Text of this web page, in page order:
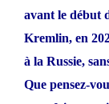
avant le début
Kremlin, en
à la Russie,
Que pensez-